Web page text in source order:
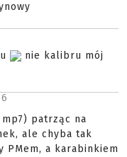
nie kalibru mój
patrząc na
ale chyba tak
PMem, a karabinkiem